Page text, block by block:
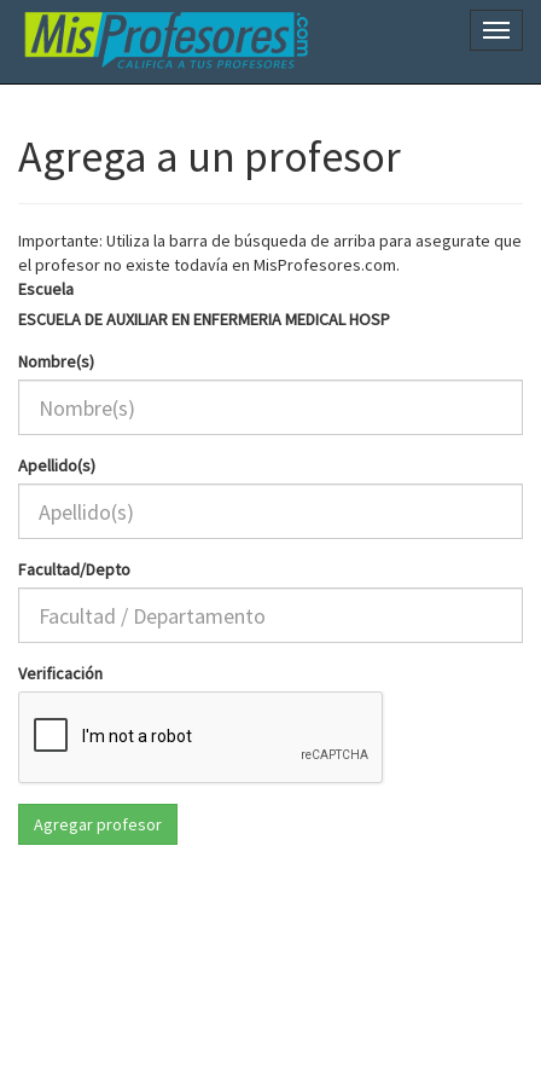
Agrega a un profesor
Importante: Utiliza la barra de búsqueda de arriba para asegurate que
el profesor no existe todavía en MisProfesores.com.
Escuela
ESCUELA DE AUXILIAR EN ENFERMERIA MEDICAL HOSP
Nombre(s)
Apellido(s)
Facultad/Depto
Verificación